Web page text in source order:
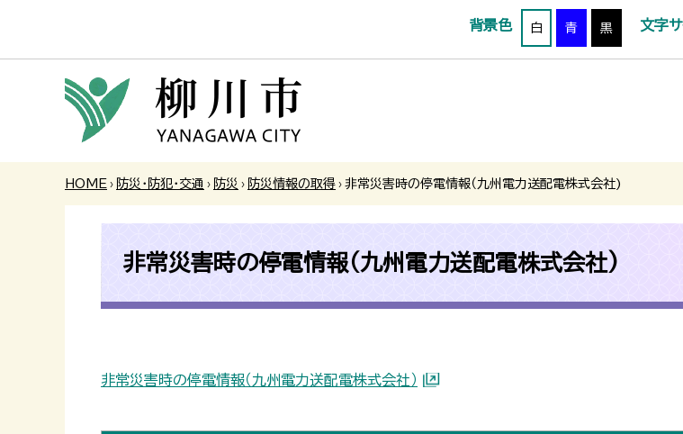
背景色 白 青 黒 文字
HOME › 防災・防犯・交通 › 防災 › 防災情報の取得 › 非常災害時の停電情報（九州電力送配電株式会社)
非常災害時の停電情報（九州電力送配電株式会社)
非常災害時の停電情報（九州電力送配電株式会社）